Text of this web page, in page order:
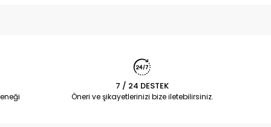
7 / 24 DESTEK
Öneri ve şikayetlerinizi bize iletebilirsiniz.